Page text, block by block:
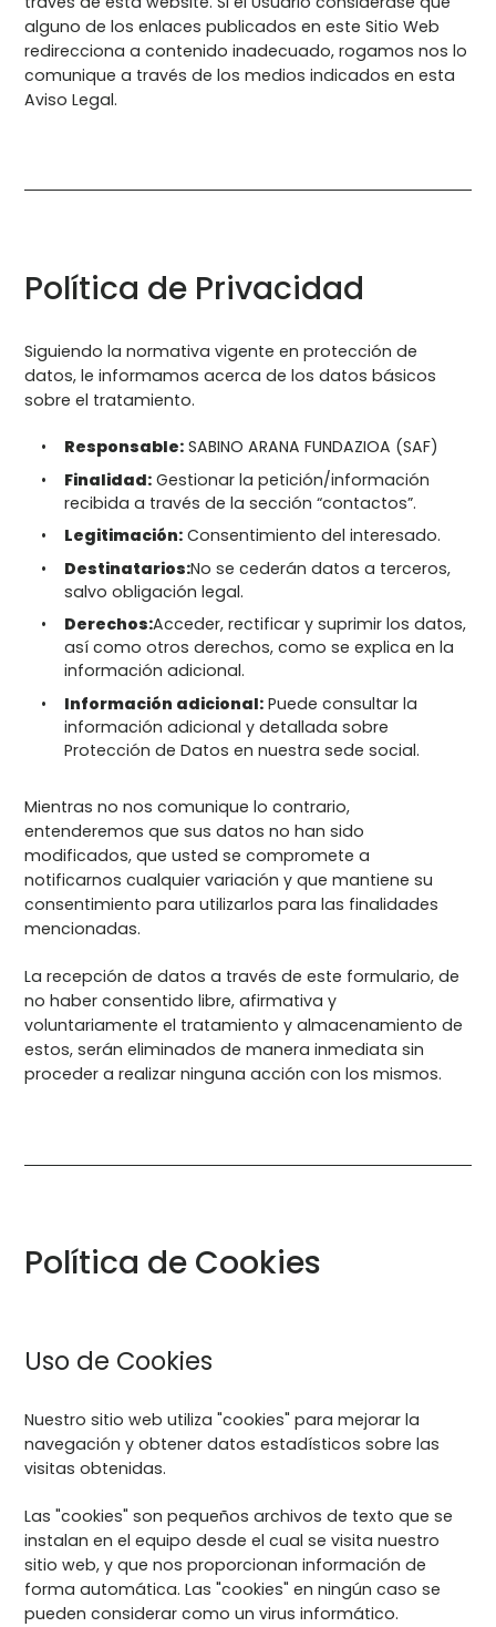
alguno de los enlaces publicados en este Sitio Web
redirecciona a contenido inadecuado, rogamos nos lo
comunique a través de los medios indicados en esta
Aviso Legal.
Política de Privacidad
Siguiendo la normativa vigente en protección de
datos, le informamos acerca de los datos básicos
sobre el tratamiento.
Responsable:SABINO ARANA FUNDAZIOA (SAF)
Finalidad:Gestionar la petición/información
recibida a través de la sección “contactos”.
Legitimación:Consentimiento del interesado.
Destinatarios:No se cederán datos a terceros,
salvo obligación legal.
Derechos:Acceder, rectificar y suprimir los datos,
así como otros derechos, como se explica en la
información adicional.
Información adicional:Puede consultar la
información adicional y detallada sobre
Protección de Datos en nuestra sede social.
Mientras no nos comunique lo contrario,
entenderemos que sus datos no han sido
modificados, que usted se compromete a
notificarnos cualquier variación y que mantiene su
consentimiento para utilizarlos para las finalidades
mencionadas.
La recepción de datos a través de este formulario, de
no haber consentido libre, afirmativa y
voluntariamente el tratamiento y almacenamiento de
estos, serán eliminados de manera inmediata sin
proceder a realizar ninguna acción con los mismos.
Política de Cookies
Uso de Cookies
Nuestro sitio web utiliza "cookies" para mejorar la
navegación y obtener datos estadísticos sobre las
visitas obtenidas.
Las "cookies" son pequeños archivos de texto que se
instalan en el equipo desde el cual se visita nuestro
sitio web, y que nos proporcionan información de
forma automática. Las "cookies" en ningún caso se
pueden considerar como un virus informático.